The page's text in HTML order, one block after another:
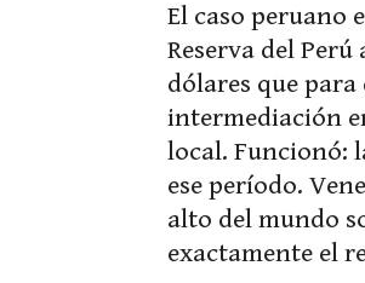
El caso peruano
Reserva del
dólares que para
intermediación
local. Funcionó:
ese período.
alto del mundo
exactamente el